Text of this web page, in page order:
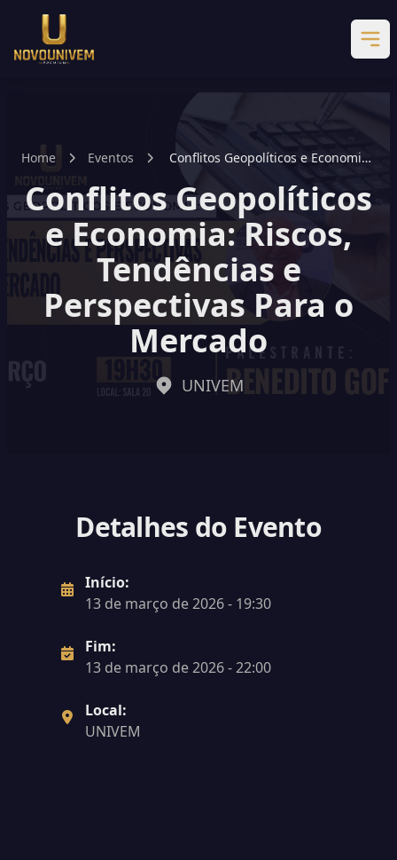
Home Eventos
Conflitos Geopolíticos e Economia:
Riscos, Tendências e Perspectivas
Para o Mercado
Conflitos Geopolíticos
e Economia: Riscos,
Tendências e
Perspectivas Para o
Mercado
UNIVEM
Detalhes do Evento
Início:
13 de março de 2026 - 19:30
Fim:
13 de março de 2026 - 22:00
Local:
UNIVEM